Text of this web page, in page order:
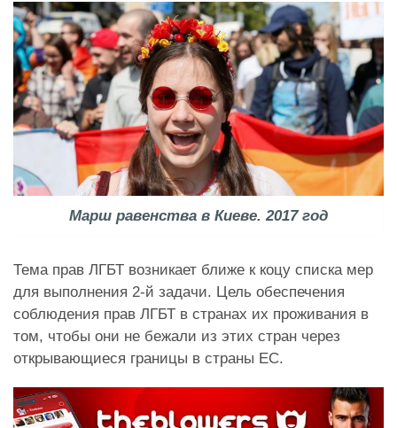
Марш равенства в Киеве. 2017 год
Тема прав ЛГБТ возникает ближе к коцу списка мер
для выполнения 2-й задачи. Цель обеспечения
соблюдения прав ЛГБТ в странах их проживания в
том, чтобы они не бежали из этих стран через
открывающиеся границы в страны ЕС.